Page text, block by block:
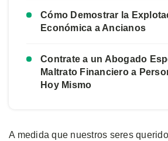
Cómo Demostrar la
Económica a Ancianos
Contrate a un Abogado
Maltrato Financiero a
Hoy Mismo
A medida que nuestros seres